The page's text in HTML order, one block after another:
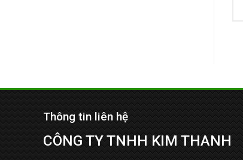
Thông tin liên hệ
CÔNG TY TNHH KIM THANH